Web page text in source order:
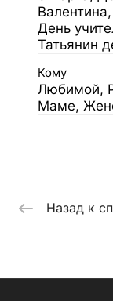
День
Татьянин
Кому
Любимой,
Маме,
Назад к